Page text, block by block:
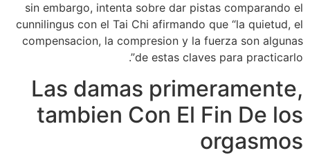
sin embargo, intenta sobre dar pistas comparando el
cunnilingus con el Tai Chi afirmando que “la quietud, el
compensacion, la compresion y la fuerza son algunas
de estas claves para practicarlo”.
Las damas primeramente,
tambien Con El Fin De los
orgasmos